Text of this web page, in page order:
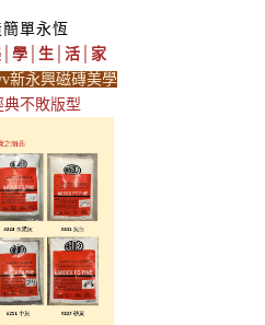
簡單永恆
學│生│活│家
新永興磁磚美學
典不敗版型